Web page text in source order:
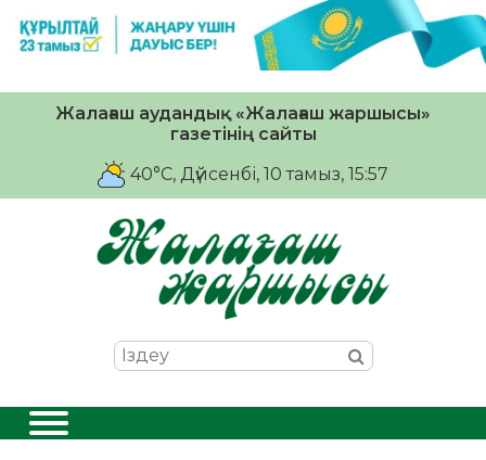
Жалағаш аудандық «Жалағаш жаршысы»
газетінің сайты
40°C, Дүйсенбі, 10 тамыз, 15:57